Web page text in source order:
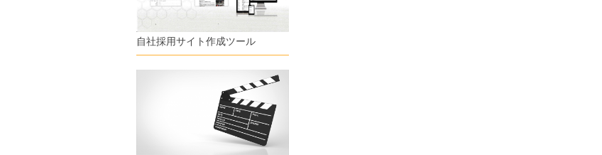
自社採用サイト作成ツール